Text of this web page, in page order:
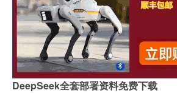
DeepSeek全套部署资料免费下载